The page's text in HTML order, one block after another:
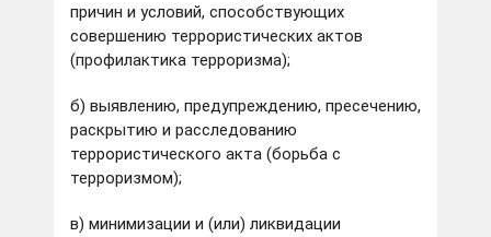
причин и условий, способствующих
совершению террористических актов
(профилактика терроризма);
б) выявлению, предупреждению, пресечению,
раскрытию и расследованию
террористического акта (борьба с
терроризмом);
в) минимизации и (или) ликвидации